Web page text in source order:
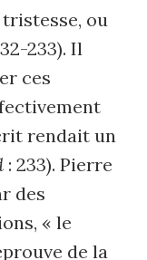
ou
233). Il
ces
rendait un
: 233). Pierre
des
« le
de la